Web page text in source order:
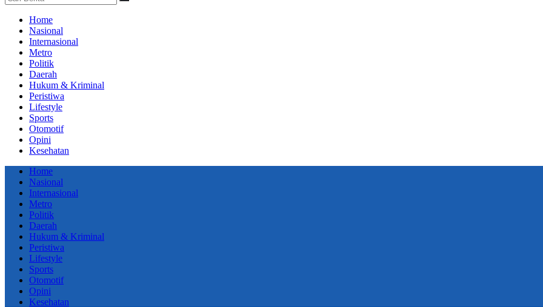
Home
Nasional
Internasional
Metro
Politik
Daerah
Hukum & Kriminal
Peristiwa
Lifestyle
Sports
Otomotif
Opini
Kesehatan
Home
Nasional
Internasional
Metro
Politik
Daerah
Hukum & Kriminal
Peristiwa
Lifestyle
Sports
Otomotif
Opini
Kesehatan